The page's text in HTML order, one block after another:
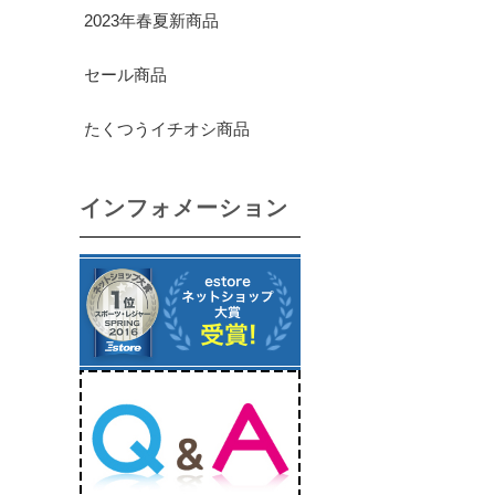
2023年春夏新商品
セール商品
たくつうイチオシ商品
インフォメーション